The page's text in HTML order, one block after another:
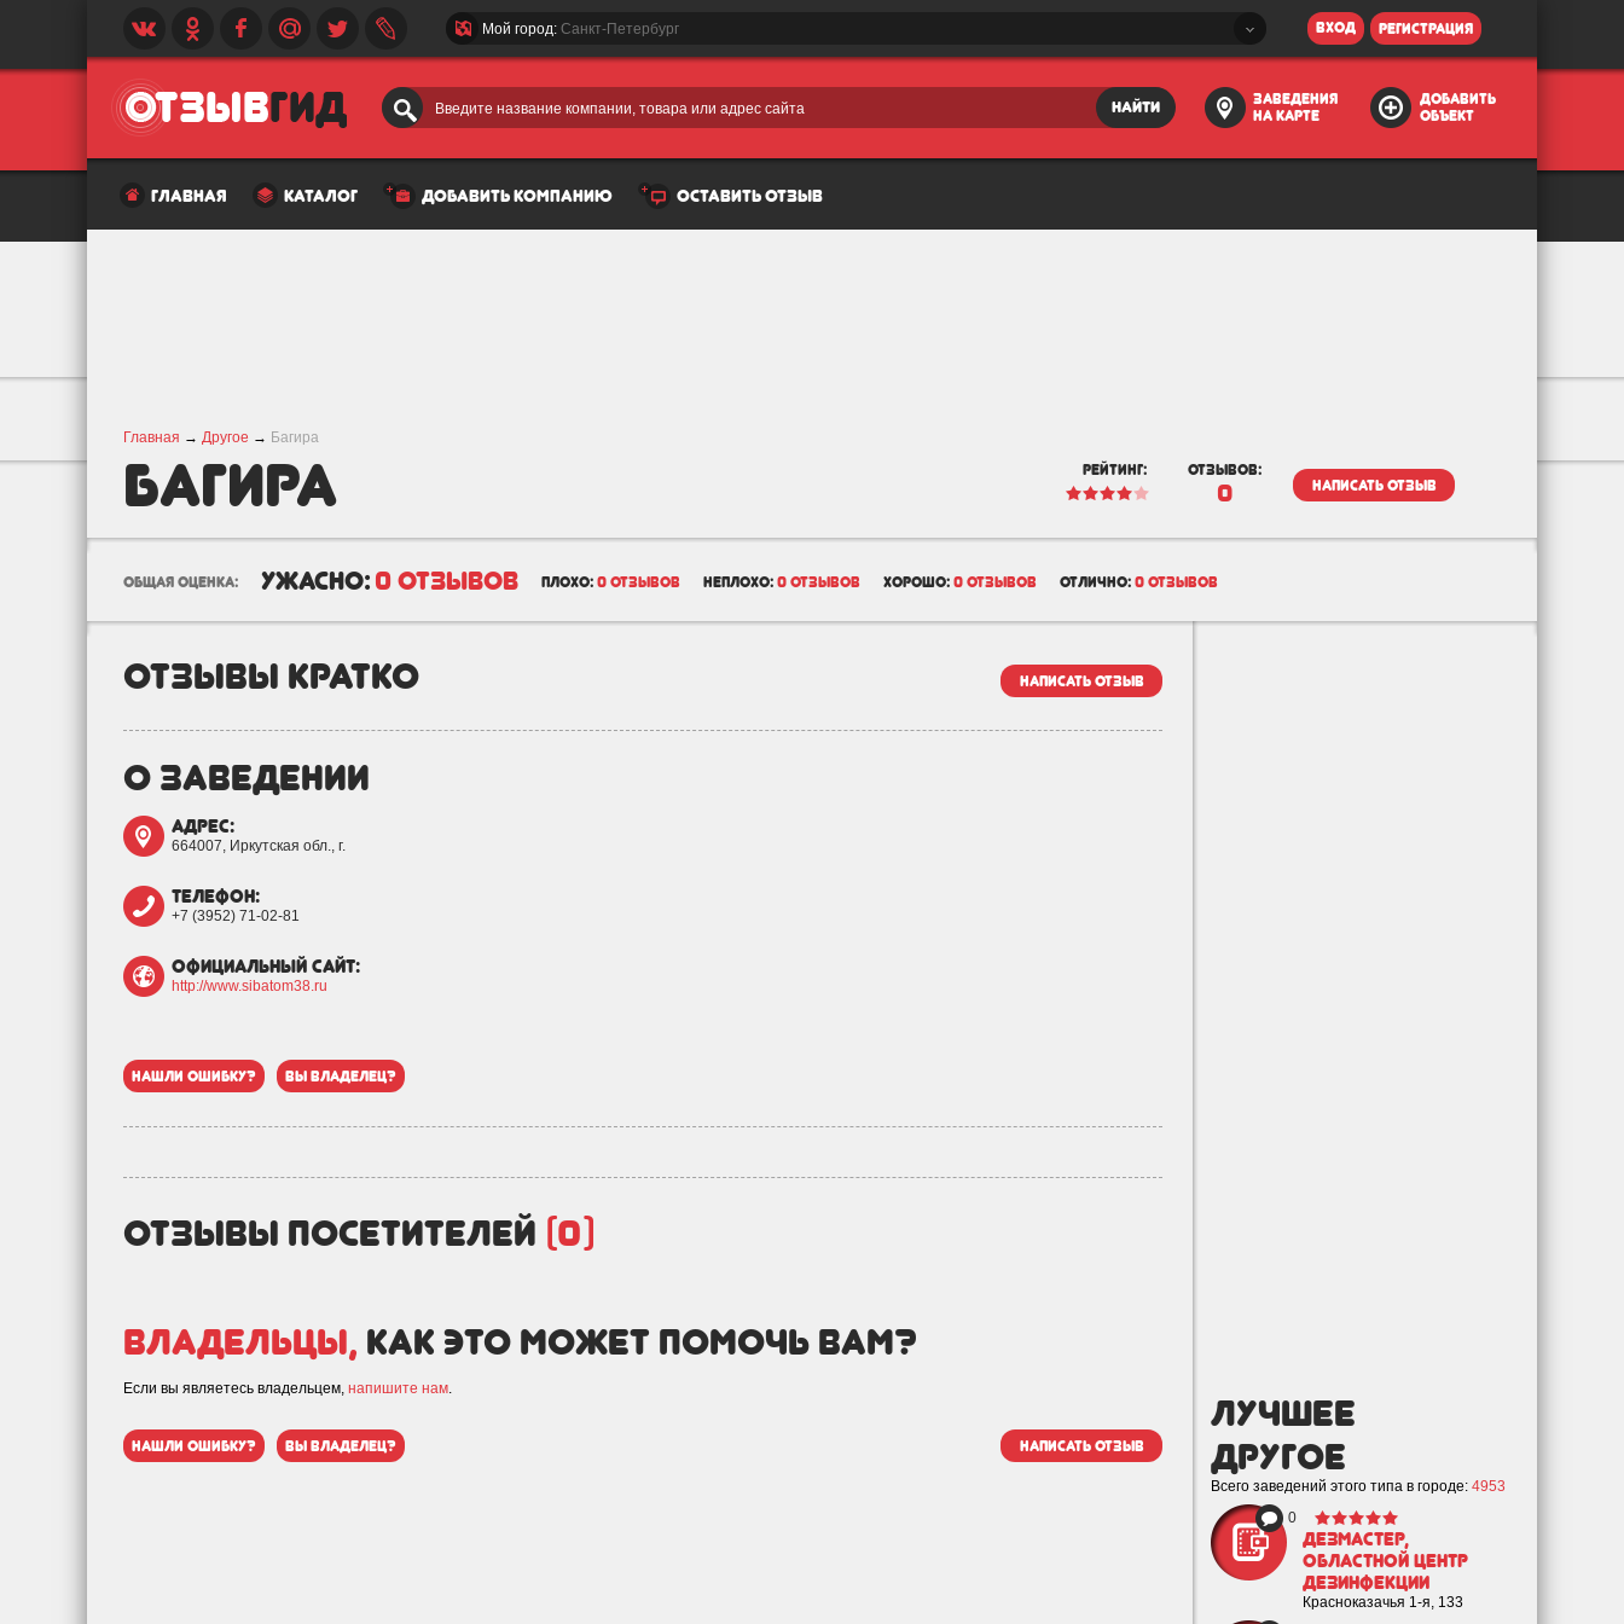
Введите название компании, товара или адрес сайта
Мой город: Санкт-Петербург вход регистрация
найти
заведения
на карте
добавить
объект
главная каталог добавить компанию оставить отзыв
Главная → Другое → Багира
Багира рейтинг: отзывов:
0 написать отзыв
общая оценка: ужасно: 0 отзывов плохо: 0 отзывов неплохо: 0 отзывов хорошо: 0 отзывов отлично: 0 отзывов
лучшее
Другое
Всего заведений этого типа в городе: 4953
0
ДезМастер,
областной центр
дезинфекции
Красноказачья 1-я, 133
отзывы кратко написать отзыв
о заведении
адрес:
664007, Иркутская обл., г.
телефон:
+7 (3952) 71-02-81
официальный сайт:
http://www.sibatom38.ru
нашли ошибку? вы владелец?
отзывы посетителей (0)
Владельцы, как это может помочь вам?
Если вы являетесь владельцем, напишите нам.
нашли ошибку? вы владелец? написать отзыв